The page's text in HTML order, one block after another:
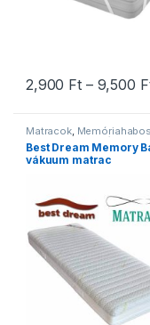
2,900 Ft – 9,500
Ennek a terméknek
Matracok, Memóriahabos
matracok Ortopéd
Vákuum matracok
Best Dream Memory
vákuum matrac